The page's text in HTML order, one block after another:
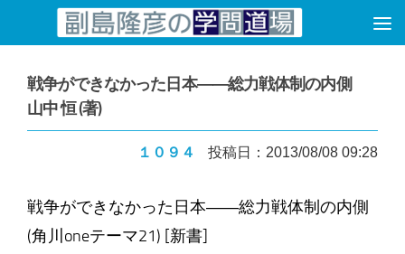
コンテンツへスキップ
戦争ができなかった日本――総力戦体制の内側
山中 恒 (著)
１０９４ 投稿日：2013/08/08 09:28
戦争ができなかった日本――総力戦体制の内側
(角川oneテーマ21) [新書]